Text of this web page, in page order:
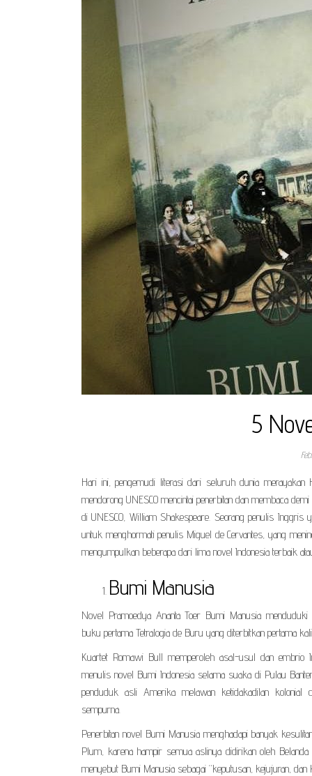
5
Hari ini, pengemudi literasi dari seluruh dunia
mendorong UNESCO mencintai penerbitan dan membaca
di UNESCO, William Shakespeare. Seorang penulis
untuk menghormati penulis Miguel de Cervantes, yang
mengumpulkan beberapa dari lima novel Indonesia terbaik
Bumi Manusia
Novel Pramoedya Ananta Toer Bumi Manusia
buku pertama Tetralogia de Buru yang diterbitkan pertama
Kuartet Romawi Bull memperoleh asal-usul dan embrio
menulis novel Bumi Indonesia selama suaka di Pulau
penduduk asli Amerika melawan ketidakadilan kolonial
sempurna.
Penerbitan novel Bumi Manusia menghadapi banyak
Plum, karena hampir semua aslinya didirikan oleh
menyebut Bumi Manusia sebagai “keputusan, kejujuran, dan